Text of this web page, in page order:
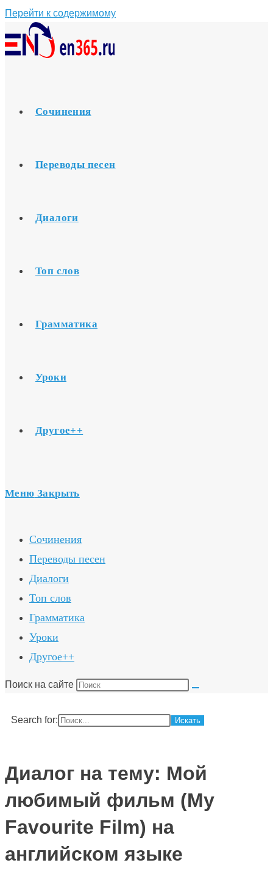
Перейти к содержимому
Сочинения
Переводы песен
Диалоги
Топ слов
Грамматика
Уроки
Другое++
Меню Закрыть
Сочинения
Переводы песен
Диалоги
Топ слов
Грамматика
Уроки
Другое++
Поиск на сайте
Search for:
Диалог на тему: Мой
любимый фильм (My
Favourite Film) на
английском языке